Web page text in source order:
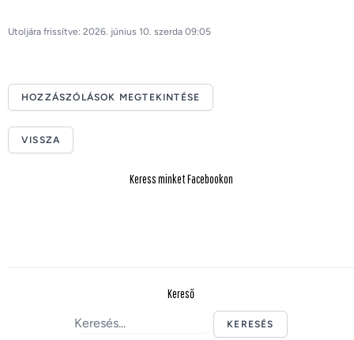
Utoljára frissítve: 2026. június 10. szerda 09:05
HOZZÁSZÓLÁSOK MEGTEKINTÉSE
VISSZA
Keress minket Facebookon
Kereső
KERESÉS